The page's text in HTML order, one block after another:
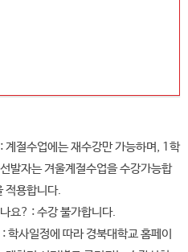
: 계절수업에는 재수강만 가능하며, 1학
발자는 겨울계절수업을 수강가능합
적용합니다.
요? : 수강 불가합니다.
: 학사일정에 따라 경북대학교 홈페이